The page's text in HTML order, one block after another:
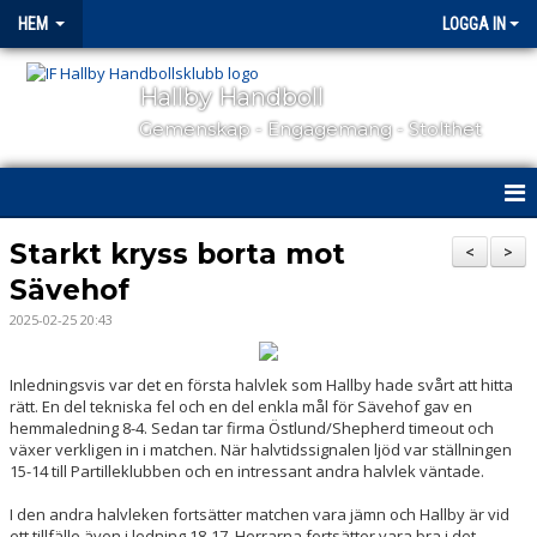
HEM LOGGA IN
Hallby Handboll
Gemenskap - Engagemang - Stolthet
HEM
HALLBY I SAMHÄLLET
OM KLUBBEN
KONTAKT
SAMARBETSPARTNERS
>
<
Starkt kryss borta mot
Sävehof
2025-02-25 20:43
Inledningsvis var det en första halvlek som Hallby hade svårt att hitta
rätt. En del tekniska fel och en del enkla mål för Sävehof gav en
hemmaledning 8-4. Sedan tar firma Östlund/Shepherd timeout och
växer verkligen in i matchen. När halvtidssignalen ljöd var ställningen
15-14 till Partilleklubben och en intressant andra halvlek väntade.
I den andra halvleken fortsätter matchen vara jämn och Hallby är vid